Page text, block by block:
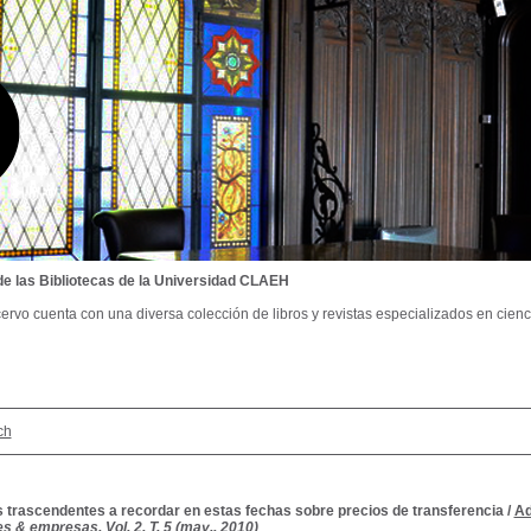
trascendentes a recordar en estas fechas sobre precios de transferencia/
& empresas, Vol. 2, T. 5 (may., 2010)
las Bibliotecas de la Universidad CLAEH
cuenta con una diversa colección de libros y revistas especializados en